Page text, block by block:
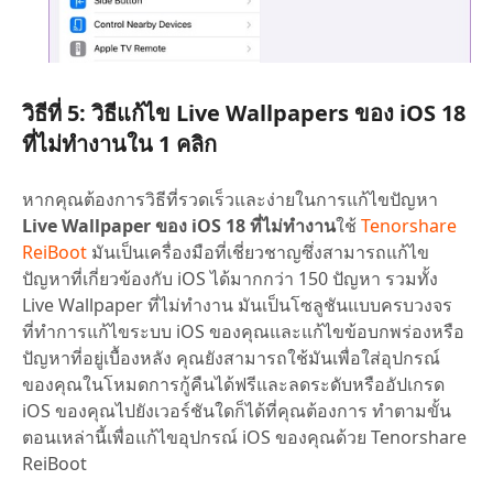
วิธีที่ 5: วิธีแก้ไข Live Wallpapers ของ iOS 18
ที่ไม่ทำงานใน 1 คลิก
หากคุณต้องการวิธีที่รวดเร็วและง่ายในการแก้ไขปัญหา
Live Wallpaper ของ iOS 18 ที่ไม่ทำงานใช้Tenorshare
ReiBoot มันเป็นเครื่องมือที่เชี่ยวชาญซึ่งสามารถแก้ไข
ปัญหาที่เกี่ยวข้องกับ iOS ได้มากกว่า 150 ปัญหา รวมทั้ง
Live Wallpaper ที่ไม่ทำงาน มันเป็นโซลูชันแบบครบวงจร
ที่ทำการแก้ไขระบบ iOS ของคุณและแก้ไขข้อบกพร่องหรือ
ปัญหาที่อยู่เบื้องหลัง คุณยังสามารถใช้มันเพื่อใส่อุปกรณ์
ของคุณในโหมดการกู้คืนได้ฟรีและลดระดับหรืออัปเกรด
iOS ของคุณไปยังเวอร์ชันใดก็ได้ที่คุณต้องการ ทำตามขั้น
ตอนเหล่านี้เพื่อแก้ไขอุปกรณ์ iOS ของคุณด้วย Tenorshare
ReiBoot